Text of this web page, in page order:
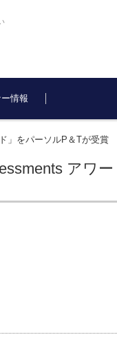
情報
」をパーソルP＆Tが受賞
アワ